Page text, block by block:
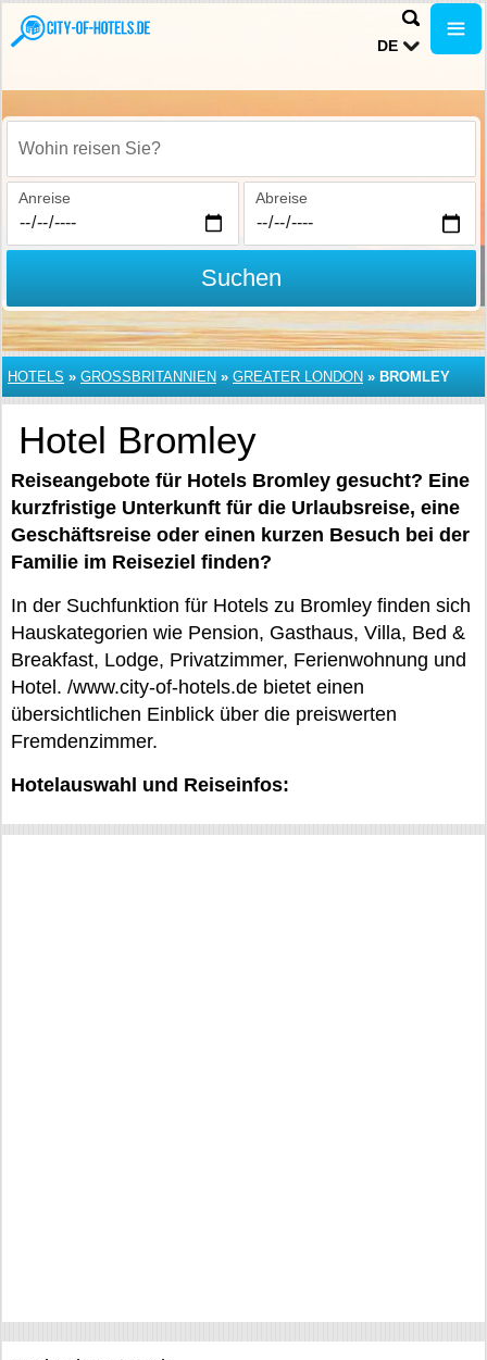
DE
Wohin reisen Sie?
Anreise Abreise
Suchen
HOTELS » GROSSBRITANNIEN » GREATER LONDON » BROMLEY
Hotel Bromley
Reiseangebote für Hotels Bromley gesucht? Eine
kurzfristige Unterkunft für die Urlaubsreise, eine
Geschäftsreise oder einen kurzen Besuch bei der
Familie im Reiseziel finden?
In der Suchfunktion für Hotels zu Bromley finden sich
Hauskategorien wie Pension, Gasthaus, Villa, Bed &
Breakfast, Lodge, Privatzimmer, Ferienwohnung und
Hotel. /www.city-of-hotels.de bietet einen
übersichtlichen Einblick über die preiswerten
Fremdenzimmer.
Hotelauswahl und Reiseinfos: